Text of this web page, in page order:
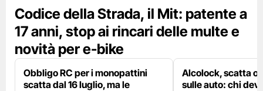
Codice della Strada, il Mit: patente a
17 anni, stop ai rincari delle multe e
novità per e-bike
Obbligo RC per i monopattini
scatta dal 16 luglio, ma le
Alcolock, scatta
sulle auto: chi